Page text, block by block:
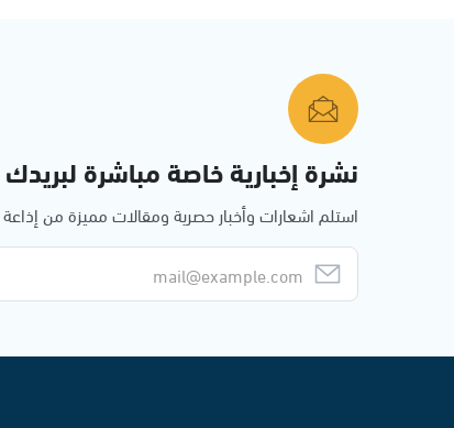
نشرة إخبارية خاصة مباشرة لبريدك
استلم اشعارات وأخبار حصرية ومقالات مميزة من